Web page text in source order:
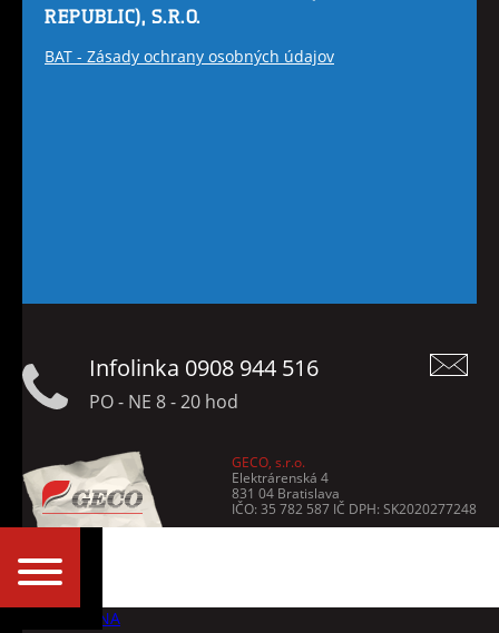
REPUBLIC), S.R.O.
BAT - Zásady ochrany osobných údajov
Infolinka 0908 944 516
PO - NE 8 - 20 hod
GECO, s.r.o.
Elektrárenská 4
831 04 Bratislava
IČO: 35 782 587 IČ DPH: SK2020277248
HLAVNI_STRANA